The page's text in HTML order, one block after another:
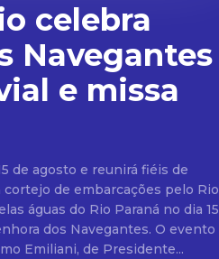
celebra
Navegantes
e missa
de agosto e reunirá fiéis de
de embarcações pelo Rio
dos Navegantes. O evento
Emiliani, de Presidente...